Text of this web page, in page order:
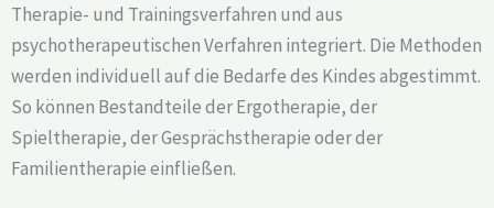
Therapie- und Trainingsverfahren und aus
psychotherapeutischen Verfahren integriert. Die Methoden
werden individuell auf die Bedarfe des Kindes abgestimmt.
So können Bestandteile der Ergotherapie, der
Spieltherapie, der Gesprächstherapie oder der
Familientherapie einfließen.